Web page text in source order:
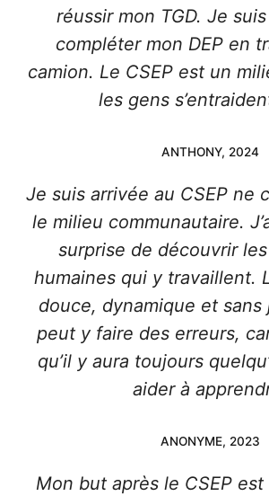
réussir mon TGD. Je
compléter mon DEP en
camion. Le CSEP est un
les gens
ANTHONY, 2024
Je suis arrivée au CSEP ne
le milieu communautaire.
surprise de découvrir
humaines qui y travaillent.
douce, dynamique et sans
peut y faire des erreurs,
qu’il y aura toujours
aider à
ANONYME, 2023
Mon but après le CSEP est